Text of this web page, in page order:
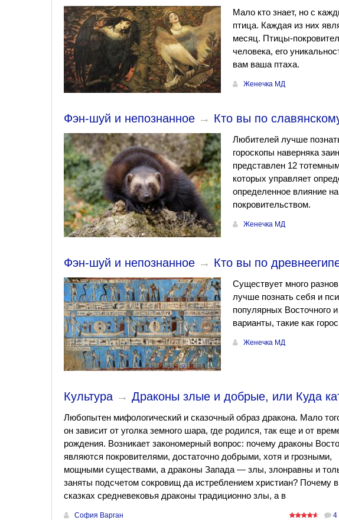
Мало кто знает, но с
птица. Каждая из них
месяц. Птицы-
человека, его
вам ваша птаха.
Женечка МД
Фэн-шуй и непознанное → Кто вы по
Любителей лучше
гороскопы наверняка
представлен 12
которых управляет
определенное влияние
покровительством.
Женечка МД
Фэн-шуй и непознанное → Кто вы по
Существует много
лучше познать себя и
популярных Восточного
варианты, такие как
Женечка МД
Культура → Драконы злые и добрые, или Куда
Любопытен мифологический и сказочный образ дракона. Мало
он зависит от уголка земного шара, где родился, так еще и от
рождения. Возникает закономерный вопрос: почему драконы
являются покровителями, достаточно добрыми, хотя и грозными,
мощными существами, а драконы Запада — злы, злонравны и
заняты подсчетом сокровищ да истреблением христиан? Почему в
сказках средневековья драконы традиционно злы, а в
София Варган 4